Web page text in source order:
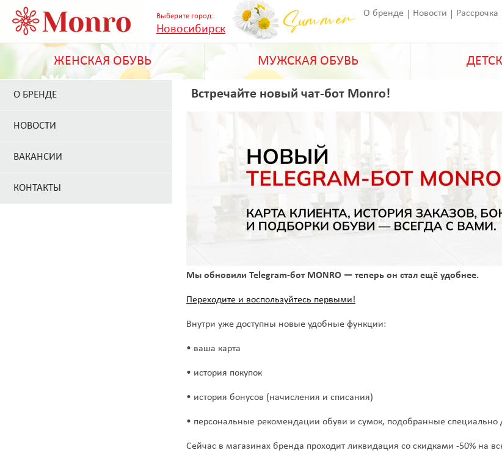
Выберите город:
Новосибирск
О бренде Новости Рассрочка
ЖЕНСКАЯ ОБУВЬ МУЖСКАЯ ОБУВЬ
О БРЕНДЕ
НОВОСТИ
ВАКАНСИИ
КОНТАКТЫ
Встречайте новый чат-бот Monro!
Мы обновили Telegram-бот MONRO — теперь он стал ещё удобнее.
Переходите и воспользуйтесь первыми!
Внутри уже доступны новые удобные функции:
• ваша карта
• история покупок
• история бонусов (начисления и списания)
• персональные рекомендации обуви и сумок, подобранные специально
Сейчас в магазинах бренда проходит ликвидация со скидками -50% на